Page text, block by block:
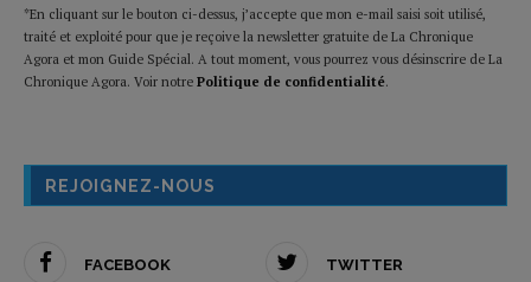
*En cliquant sur le bouton ci-dessus, j’accepte que mon e-mail saisi soit utilisé,
traité et exploité pour que je reçoive la newsletter gratuite de La Chronique
Agora et mon Guide Spécial. A tout moment, vous pourrez vous désinscrire de La
Chronique Agora. Voir notre Politique de confidentialité.
REJOIGNEZ-NOUS
FACEBOOK TWITTER